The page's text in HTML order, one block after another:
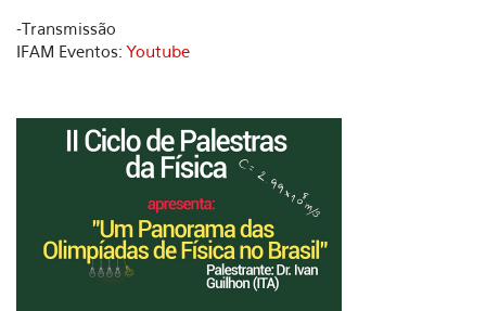
-Transmissão
IFAM Eventos:Youtube